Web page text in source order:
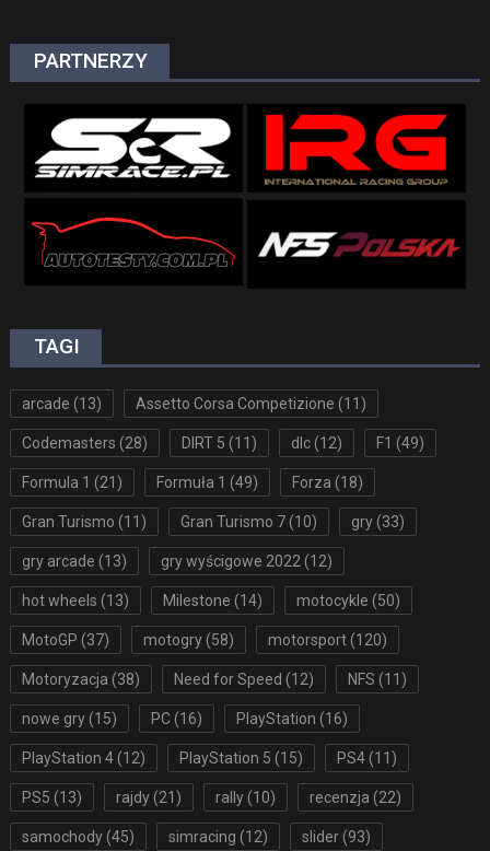
PARTNERZY
TAGI
arcade (13) Assetto Corsa Competizione (11)
Codemasters (28) DIRT 5 (11) dlc(12) F1 (49)
Formula 1 (21) Formuła 1 (49) Forza (18)
Gran Turismo (11) Gran Turismo 7(10) gry(33)
gry arcade (13) gry wyścigowe 2022 (12)
hot wheels (13) Milestone (14) motocykle (50)
MotoGP (37) motogry(58) motorsport(120)
Motoryzacja (38) Need for Speed (12) NFS (11)
nowe gry(15) PC (16) PlayStation (16)
PlayStation 4(12) PlayStation 5 (15) PS4(11)
PS5 (13) rajdy(21) rally(10) recenzja (22)
samochody(45) simracing (12) slider(93)